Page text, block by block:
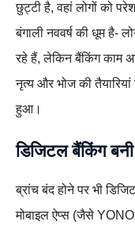
छुट्टी है, वहां लोगों को
बंगाली नववर्ष की धूम है-
रहे हैं, लेकिन बैंकिंग काम
नृत्य और भोज की
हुआ।
डिजिटल बैंकिंग बनी
ब्रांच बंद होने पर भी
मोबाइल ऐप्स (जैसे